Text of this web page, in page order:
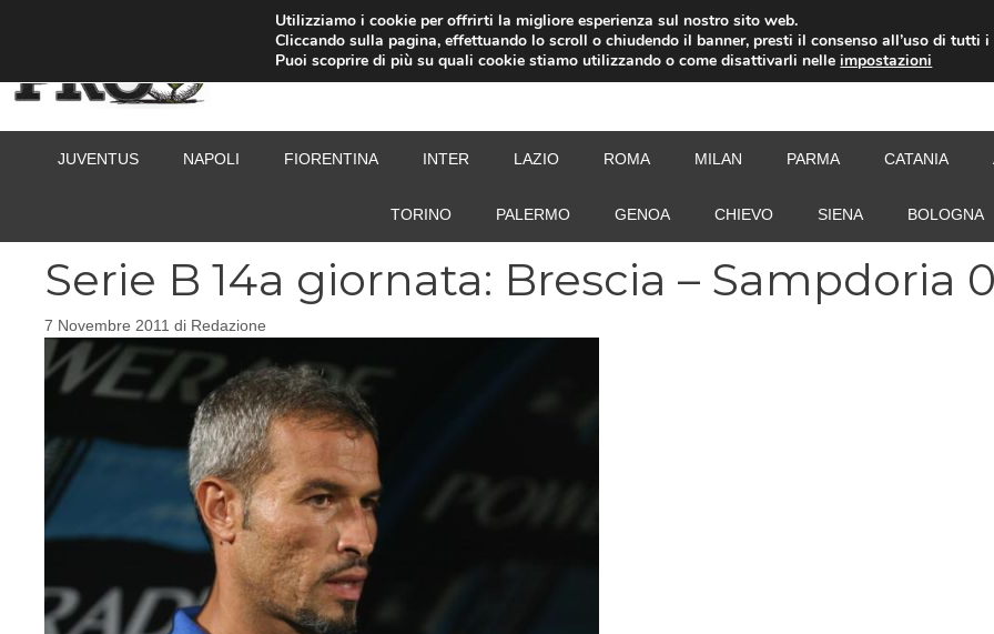
JUVENTUS NAPOLI FIORENTINA INTER LAZIO ROMA MILAN PARMA CATANIA
TORINO PALERMO GENOA CHIEVO SIENA BOLOGNA
Serie B 14a giornata: Brescia – Sampdoria
7 Novembre 2011 di Redazione
Utilizziamo i cookie per offrirti la migliore esperienza sul nostro sito web.
Cliccando sulla pagina, effettuando lo scroll o chiudendo il banner, presti il consenso all’uso di tutti
Puoi scoprire di più su quali cookie stiamo utilizzando o come disattivarli nelleimpostazioni